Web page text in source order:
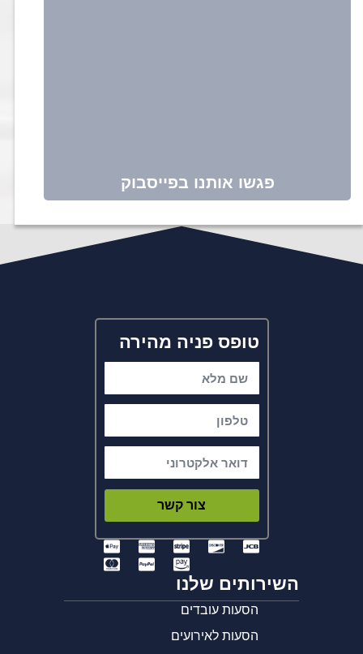
פגשו אותנו בפייסבוק
טופס פניה מהירה
צור קשר
השירותים שלנו
הסעות עובדים
הסעות לאירועים